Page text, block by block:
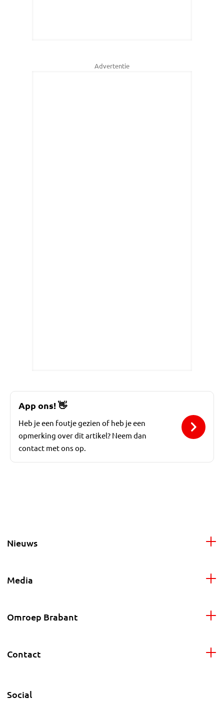
Advertentie
App ons!👋
Heb je een foutje gezien of heb je een
opmerking over dit artikel? Neem dan
contact met ons op.
Nieuws
Media
Omroep Brabant
Contact
Social